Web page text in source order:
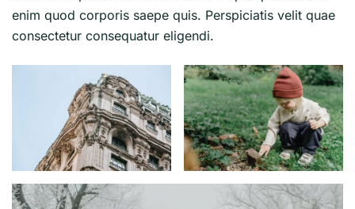
enim quod corporis saepe quis. Perspiciatis velit quae
consectetur consequatur eligendi.